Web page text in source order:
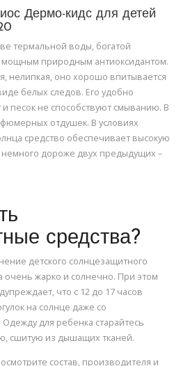
Дермо-кидс для детей
термальной воды, богатой
мощным природным антиоксидантом.
нелипкая, оно хорошо впитывается
белых следов. Его удобно
и песок не способствуют смыванию. В
отдушек. В условиях
средство обеспечивает высокую
дороже двух предыдущих –
средства?
детского солнцезащитного
очень жарко и солнечно. При этом
что с 12 до 17 часов
на солнце даже со
для ребенка старайтесь
сшитую из дышащих тканей.
состав, производителя и